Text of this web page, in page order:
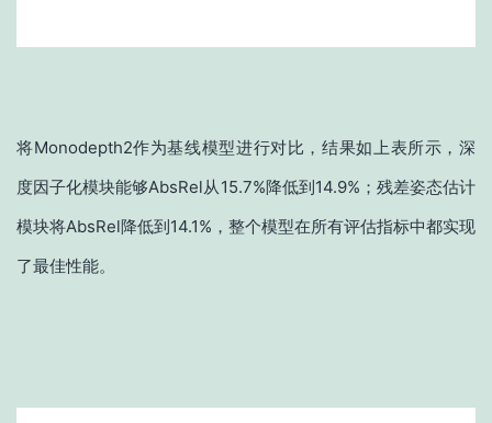
将Monodepth2作为基线模型进行对比，结果如上表所示，深
度因子化模块能够AbsRel从15.7%降低到14.9%；残差姿态估计
模块将AbsRel降低到14.1%，整个模型在所有评估指标中都实现
了最佳性能。